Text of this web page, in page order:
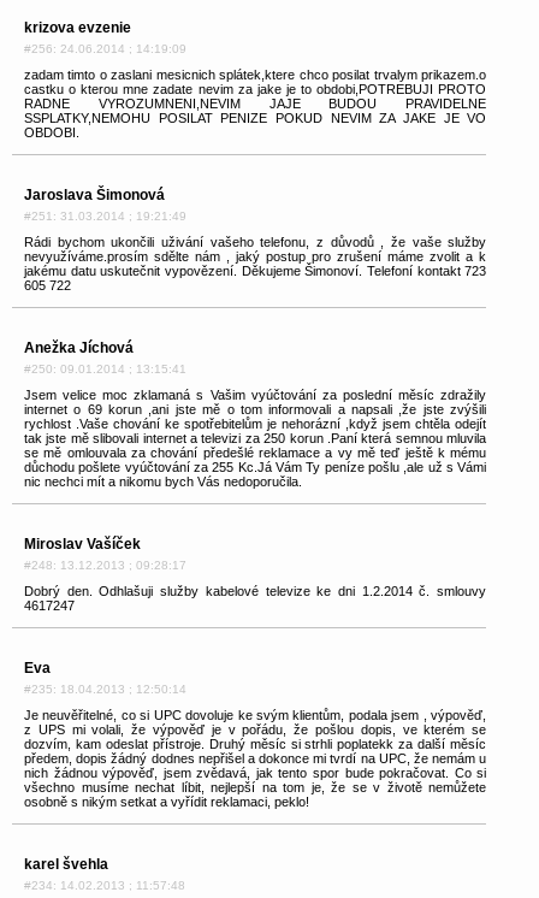
krizova evzenie
#256: 24.06.2014 ; 14:19:09
zadam timto o zaslani mesicnich splátek,ktere chco posilat trvalym prikazem.o
castku o kterou mne zadate nevim za jake je to obdobi,POTREBUJI PROTO
RADNE VYROZUMNENI,NEVIM JAJE BUDOU PRAVIDELNE
SSPLATKY,NEMOHU POSILAT PENIZE POKUD NEVIM ZA JAKE JE VO
OBDOBI.
Jaroslava Šimonová
#251: 31.03.2014 ; 19:21:49
Rádi bychom ukončili uživání vašeho telefonu, z důvodů , že vaše služby
nevyužíváme.prosím sdělte nám , jaký postup pro zrušení máme zvolit a k
jakému datu uskutečnit vypovězení. Děkujeme Šimonoví. Telefoní kontakt 723
605 722
Anežka Jíchová
#250: 09.01.2014 ; 13:15:41
Jsem velice moc zklamaná s Vašim vyúčtování za poslední měsíc zdražily
internet o 69 korun ,ani jste mě o tom informovali a napsali ,že jste zvýšili
rychlost .Vaše chování ke spotřebitelům je nehorázní ,když jsem chtěla odejít
tak jste mě slibovali internet a televizi za 250 korun .Paní která semnou mluvila
se mě omlouvala za chování předešlé reklamace a vy mě teď ještě k mému
důchodu pošlete vyúčtování za 255 Kc.Já Vám Ty peníze pošlu ,ale už s Vámi
nic nechci mít a nikomu bych Vás nedoporučila.
Miroslav Vašíček
#248: 13.12.2013 ; 09:28:17
Dobrý den. Odhlašuji služby kabelové televize ke dni 1.2.2014 č. smlouvy
4617247
Eva
#235: 18.04.2013 ; 12:50:14
Je neuvěřitelné, co si UPC dovoluje ke svým klientům, podala jsem , výpověď,
z UPS mi volali, že výpověď je v pořádu, že pošlou dopis, ve kterém se
dozvím, kam odeslat přístroje. Druhý měsíc si strhli poplatekk za další měsíc
předem, dopis žádný dodnes nepřišel a dokonce mi tvrdí na UPC, že nemám u
nich žádnou výpověď, jsem zvědavá, jak tento spor bude pokračovat. Co si
všechno musíme nechat líbit, nejlepší na tom je, že se v životě nemůžete
osobně s nikým setkat a vyřídit reklamaci, peklo!
karel švehla
#234: 14.02.2013 ; 11:57:48